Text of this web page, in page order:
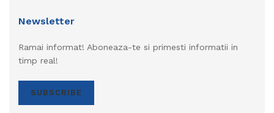
Newsletter
Ramai informat! Aboneaza-te si primesti informatii in
timp real!
SUBSCRIBE